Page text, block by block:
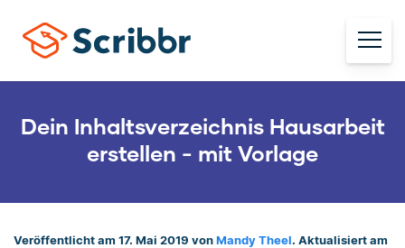
Dein Inhaltsverzeichnis Hausarbeit
erstellen - mit Vorlage
Veröffentlicht am 17. Mai 2019 von Mandy Theel. Aktualisiert am